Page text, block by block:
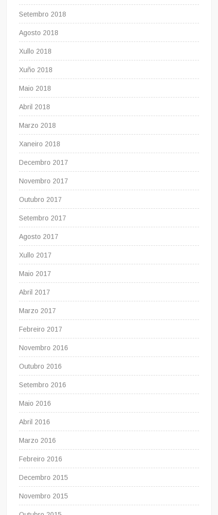
Setembro 2018
Agosto 2018
Xullo 2018
Xuño 2018
Maio 2018
Abril 2018
Marzo 2018
Xaneiro 2018
Decembro 2017
Novembro 2017
Outubro 2017
Setembro 2017
Agosto 2017
Xullo 2017
Maio 2017
Abril 2017
Marzo 2017
Febreiro 2017
Novembro 2016
Outubro 2016
Setembro 2016
Maio 2016
Abril 2016
Marzo 2016
Febreiro 2016
Decembro 2015
Novembro 2015